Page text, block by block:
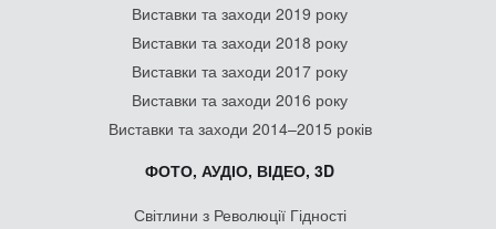
Виставки та заходи 2019 року
Виставки та заходи 2018 року
Виставки та заходи 2017 року
Виставки та заходи 2016 року
Виставки та заходи 2014–2015 років
ФОТО, АУДІО, ВІДЕО, 3D
Світлини з Революції Гідності